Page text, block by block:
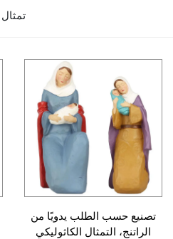
تمثال
تصنيع حسب الطلب يدويًا من
الراتنج، التمثال الكاثوليكي